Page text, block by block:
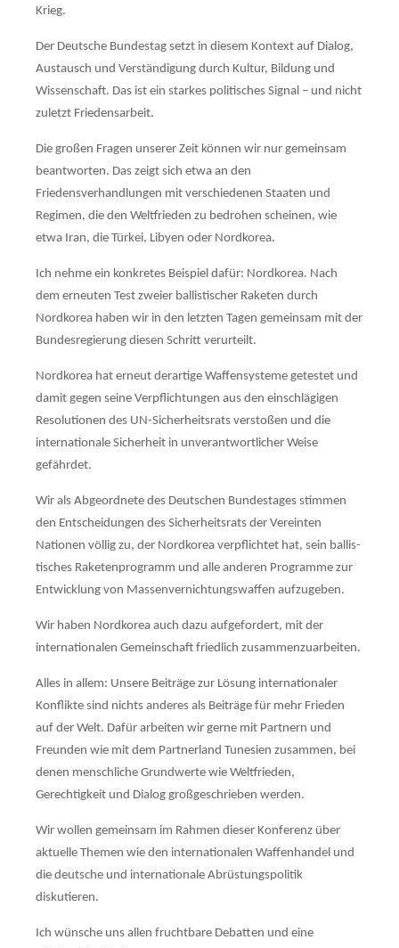
Krieg.
Der Deutsche Bundestag setzt in diesem Kontext auf Dialog,
Austausch und Ver­ständigung durch Kultur, Bildung und
Wissenschaft. Das ist ein starkes politisches Signal – und nicht
zuletzt Friedensarbeit.
Die großen Fragen unserer Zeit können wir nur gemeinsam
beantworten. Das zeigt sich etwa an den
Friedensverhandlungen mit verschiedenen Staaten und
Regimen, die den Welt­frieden zu be­drohen scheinen, wie
etwa Iran, die Türkei, Libyen oder Nordkorea.
Ich nehme ein konkretes Beispiel dafür: Nordkorea. Nach
dem erneuten Test zweier bal­lis­tischer Raketen durch
Nordkorea haben wir in den letzten Tagen gemeinsam mit der
Bun­des­regierung diesen Schritt verurteilt.
Nordkorea hat erneut derartige Waffensysteme getestet und
damit gegen seine Verpflich­tungen aus den einschlägigen
Resolutionen des UN-Sicherheitsrats ver­stoßen und die
internationale Sicher­heit in unverantwortlicher Weise
gefährdet.
Wir als Abgeordnete des Deutschen Bundestages stimmen
den Entscheidungen des Sicher­heitsrats der Vereinten
Nationen völlig zu, der Nordkorea verpflichtet hat, sein ballis­
tisches Raketen­pro­gramm und alle anderen Programme zur
Ent­wicklung von Massen­vernich­tungs­waffen aufzu­ge­ben.
Wir haben Nordkorea auch dazu aufgefordert, mit der
internationalen Gemein­schaft fried­lich zu­sam­menzuarbeiten.
Alles in allem: Unsere Beiträge zur Lösung internationaler
Konflikte sind nichts anderes als Beiträge für mehr Frieden
auf der Welt. Dafür arbeiten wir gerne mit Partnern und
Freun­den wie mit dem Partnerland Tunesien zusammen, bei
denen menschliche Grundwerte wie Weltfrieden,
Gerechtigkeit und Dialog groß­geschrie­ben werden.
Wir wollen gemeinsam im Rahmen dieser Konferenz über
aktuelle Themen wie den interna­tionalen Waffenhandel und
die deutsche und internationale Abrüs­tungs­politik
diskutieren.
Ich wünsche uns allen fruchtbare Debatten und eine